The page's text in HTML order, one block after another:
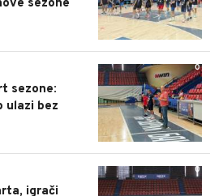
sezone
0
sezone:
ulazi bez
0
igrači